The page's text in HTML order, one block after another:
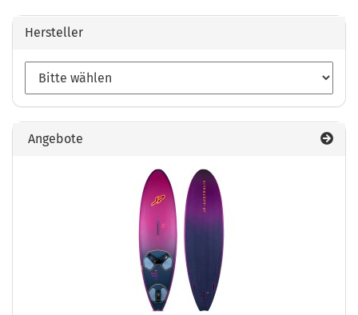
Hersteller
Angebote